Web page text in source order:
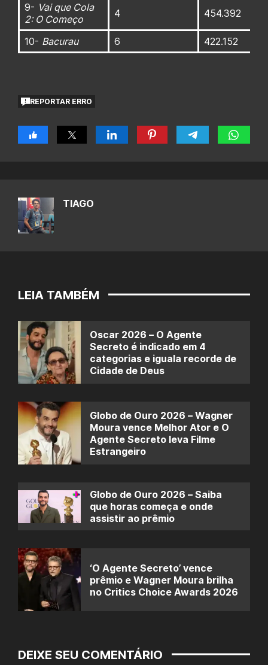
9- Vai que Cola
2: O Começo
4 454.392
10- Bacurau 6 422.152
REPORTAR ERRO
TIAGO
LEIA TAMBÉM
Oscar 2026 – O Agente
Secreto é indicado em 4
categorias e iguala recorde de
Cidade de Deus
Globo de Ouro 2026 – Wagner
Moura vence Melhor Ator e O
Agente Secreto leva Filme
Estrangeiro
Globo de Ouro 2026 – Saiba
que horas começa e onde
assistir ao prêmio
‘O Agente Secreto’ vence
prêmio e Wagner Moura brilha
no Critics Choice Awards 2026
DEIXE SEU COMENTÁRIO